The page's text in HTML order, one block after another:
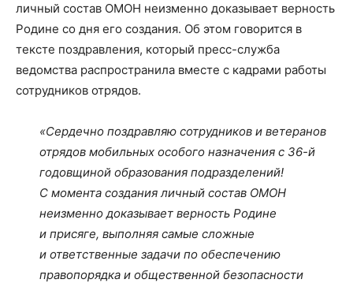
личный состав ОМОН неизменно доказывает верность
Родине со дня его создания. Об этом говорится в
тексте поздравления, который пресс-служба
ведомства распространила вместе с кадрами работы
сотрудников отрядов.
«Сердечно поздравляю сотрудников и ветеранов
отрядов мобильных особого назначения с 36-й
годовщиной образования подразделений!
С момента создания личный состав ОМОН
неизменно доказывает верность Родине
и присяге, выполняя самые сложные
и ответственные задачи по обеспечению
правопорядка и общественной безопасности